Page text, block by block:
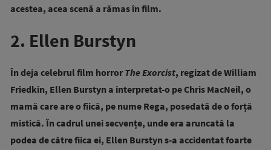
acestea, acea scenă a rămas în film.
2. Ellen Burstyn
În deja celebrul film horrorThe Exorcist, regizat de William
Friedkin, Ellen Burstyn a interpretat-o pe Chris MacNeil, o
mamă care are o fiică, pe nume Rega, posedată de o forță
mistică. În cadrul unei secvențe, unde era aruncată la
podea de către fiica ei, Ellen Burstyn s-a accidentat foarte